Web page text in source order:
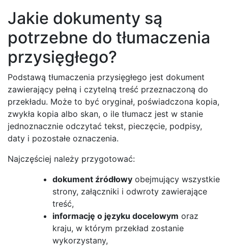
Jakie dokumenty są
potrzebne do tłumaczenia
przysięgłego?
Podstawą tłumaczenia przysięgłego jest dokument
zawierający pełną i czytelną treść przeznaczoną do
przekładu. Może to być oryginał, poświadczona kopia,
zwykła kopia albo skan, o ile tłumacz jest w stanie
jednoznacznie odczytać tekst, pieczęcie, podpisy,
daty i pozostałe oznaczenia.
Najczęściej należy przygotować:
dokument źródłowy obejmujący wszystkie
strony, załączniki i odwroty zawierające
treść,
informację o języku docelowym oraz
kraju, w którym przekład zostanie
wykorzystany,